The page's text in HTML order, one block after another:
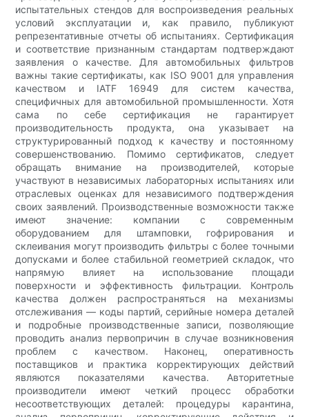
испытательных стендов для воспроизведения реальных
условий эксплуатации и, как правило, публикуют
репрезентативные отчеты об испытаниях. Сертификация
и соответствие признанным стандартам подтверждают
заявления о качестве. Для автомобильных фильтров
важны такие сертификаты, как ISO 9001 для управления
качеством и IATF 16949 для систем качества,
специфичных для автомобильной промышленности. Хотя
сама по себе сертификация не гарантирует
производительность продукта, она указывает на
структурированный подход к качеству и постоянному
совершенствованию. Помимо сертификатов, следует
обращать внимание на производителей, которые
участвуют в независимых лабораторных испытаниях или
отраслевых оценках для независимого подтверждения
своих заявлений. Производственные возможности также
имеют значение: компании с современным
оборудованием для штамповки, гофрирования и
склеивания могут производить фильтры с более точными
допусками и более стабильной геометрией складок, что
напрямую влияет на использование площади
поверхности и эффективность фильтрации. Контроль
качества должен распространяться на механизмы
отслеживания — коды партий, серийные номера деталей
и подробные производственные записи, позволяющие
проводить анализ первопричин в случае возникновения
проблем с качеством. Наконец, оперативность
поставщиков и практика корректирующих действий
являются показателями качества. Авторитетные
производители имеют четкий процесс обработки
несоответствующих деталей: процедуры карантина,